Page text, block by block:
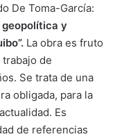
De Toma-García:
y
La obra es fruto
de
Se trata de una
obligada, para la
Es
de referencias